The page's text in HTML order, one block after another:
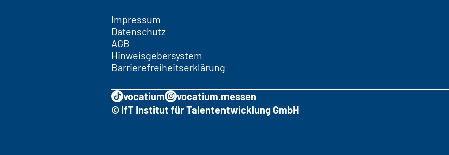
Impressum
Datenschutz
AGB
Hinweisgebersystem
Barrierefreiheitserklärung
vocatium
vocatium.messen
© IfT Institut für Talententwicklung GmbH